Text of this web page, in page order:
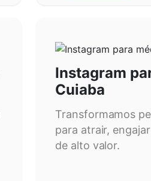
Instagram
Cuiaba
Transformamos
para atrair,
de alto valor.